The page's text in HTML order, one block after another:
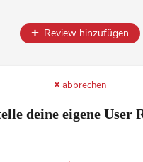
Review hinzufügen
abbrechen
deine eigene User